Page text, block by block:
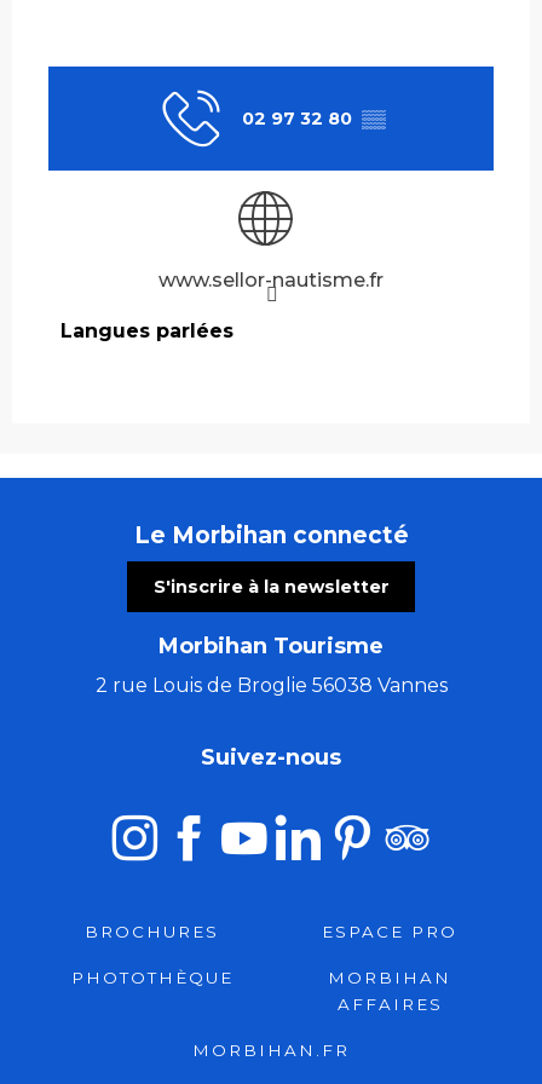
02 97 32 80 ▒▒
www.sellor-nautisme.fr
Langues parlées
Langues parlées
Le Morbihan connecté
S'inscrire à la newsletter
Morbihan Tourisme
2 rue Louis de Broglie 56038 Vannes
Suivez-nous
BROCHURES ESPACE PRO
PHOTOTHÈQUE
MORBIHAN
AFFAIRES
MORBIHAN.FR